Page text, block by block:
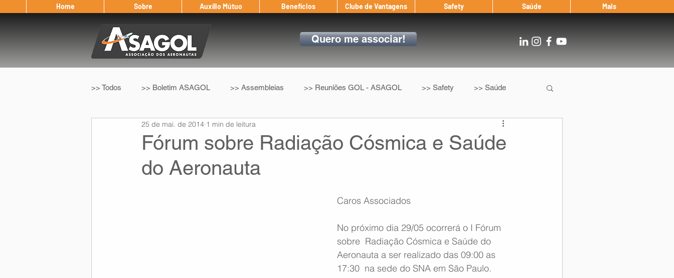
Home Sobre Auxílio Mútuo Benefícios Clube de Vantagens Safety Saúde Mais
Quero me associar!
>> Todos >> Boletim ASAGOL >> Assembleias >> Reuniões GOL - ASAGOL >> Safety >> Saúde
>> Legislação >> IFALPA >> Convenção Coletiva After Landing
Eleição ASAGOL Safety Window Auxílio Mútuo
Fórum sobre Radiação Cósmica e Saúde
do Aeronauta
25 de mai. de 2014 1 min de leitura
Caros Associados
No próximo dia 29/05 ocorrerá o I Fórum
sobre  Radiação Cósmica e Saúde do
Aeronauta a ser realizado das 09:00 as
17:30  na sede do SNA em São Paulo.